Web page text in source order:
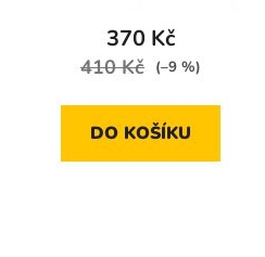
370 Kč
410 Kč (–9 %)
DO KOŠÍKU